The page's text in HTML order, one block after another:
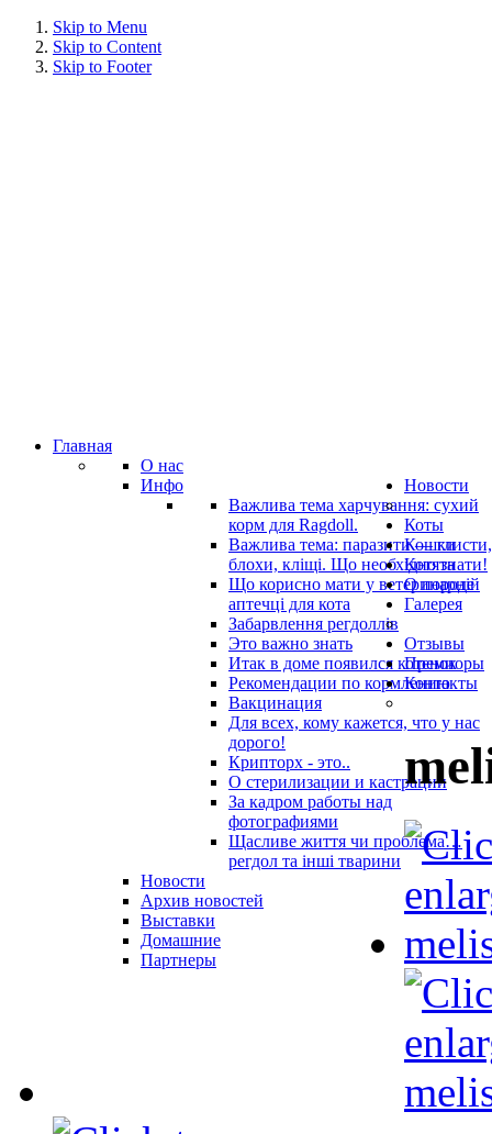
Skip to Menu
Skip to Content
Skip to Footer
Главная
О нас
Инфо
Важлива тема харчування: сухий
корм для Ragdoll.
Важлива тема: паразити — глисти,
блохи, кліщі. Що необхідно знати!
Що корисно мати у ветеринарнiй
аптечцi для кота
Забарвлення регдоллів
Это важно знать
Итак в доме появился котенок
Рекомендации по кормлению
Вакцинация
Для всех, кому кажется, что у нас
дорого!
Крипторх - это..
О стерилизации и кастрации
За кадром работы над
фотографиями
Щасливе життя чи проблема…
регдол та інші тварини
Новости
Новости
Архив новостей
Коты
Кошки
Котята
О породе
Галерея
Выставки
Домашние
Отзывы
Премиоры
Контакты
Партнеры